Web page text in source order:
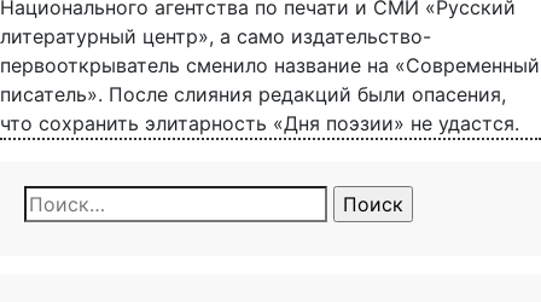
Национального агентства по печати и СМИ «Русский
литературный центр», а само издательство-
первооткрыватель сменило название на «Современный
писатель». После слияния редакций были опасения,
что сохранить элитарность «Дня поэзии» не удастся.
Найти: